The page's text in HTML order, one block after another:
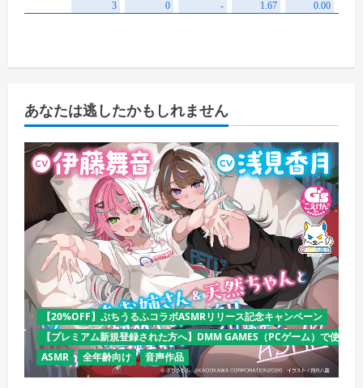
あなたは逃したかもしれません
【20%OFF】ぷちうるふコラボASMRリリース記念キャンペーン
【プレミアム新規登録された方へ】DMM GAMES（PCゲーム）で使え
ASMR
全年齢向け 音声作品